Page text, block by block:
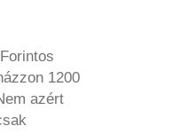
1200
azért